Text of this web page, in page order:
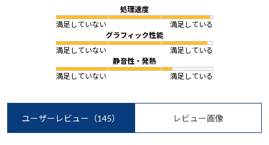
処理速度
満足していない
満足している
グラフィック性能
満足していない
満足している
静音性・発熱
満足していない
満足している
ユーザーレビュー （145） レビュー画像